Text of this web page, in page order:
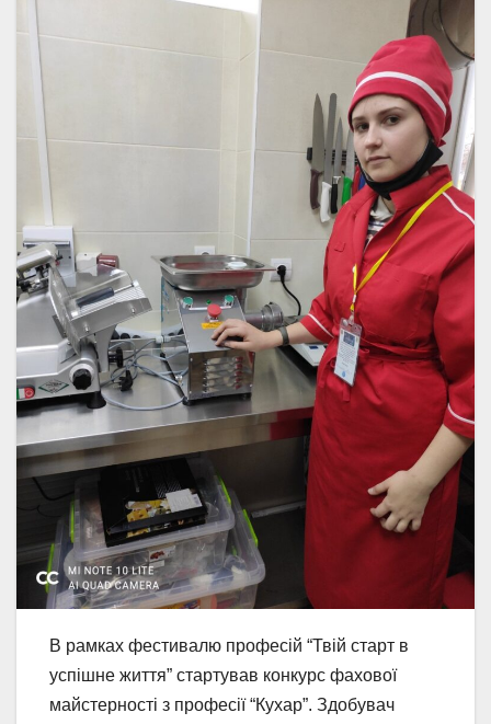
В рамках фестивалю професій “Твій старт в
успішне життя” стартував конкурс фахової
майстерності з професії “Кухар”. Здобувач